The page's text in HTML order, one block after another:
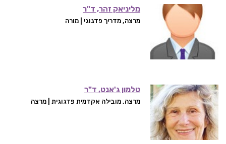
מליניאק זהר, ד"ר
מרצה, מדריך פדגוגי | מורה
טלמון ג'אנט, ד"ר
מרצה, מובילה אקדמית פדגוגית | מרצה